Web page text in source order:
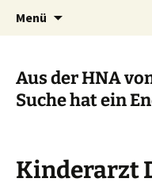
Stefanie
Ihre Praxis in
Menü
Aus der HNA
Suche hat ein
Kinderarzt